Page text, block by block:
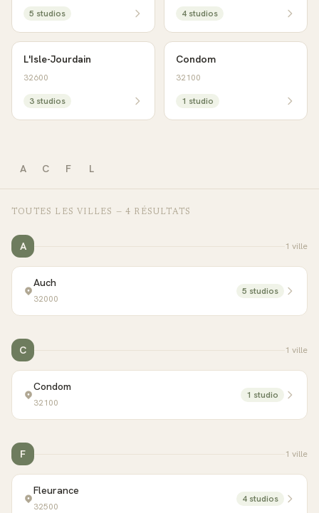
5 studios 4 studios
L'Isle-Jourdain
32600
3 studios
Condom
32100
1 studio
A C F L
TOUTES LES VILLES — 4 RÉSULTATS
A 1 ville
Auch
32000
5 studios
C 1 ville
Condom
32100
1 studio
F 1 ville
Fleurance
32500
4 studios